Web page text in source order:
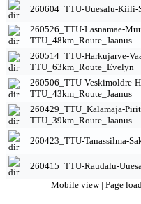
260604_TTU-Uuesalu-Kiili-
260526_TTU-Lasnamae-
TTU_48km_Route_Jaanus
260514_TTU-Harkujarve-
TTU_63km_Route_Evelyn
260506_TTU-Veskimoldre-
TTU_43km_Route_Jaanus
260429_TTU_Kalamaja-
TTU_39km_Route_Jaanus
260423_TTU-Tanassilma-
260415_TTU-Raudalu-
Mobile view | Page